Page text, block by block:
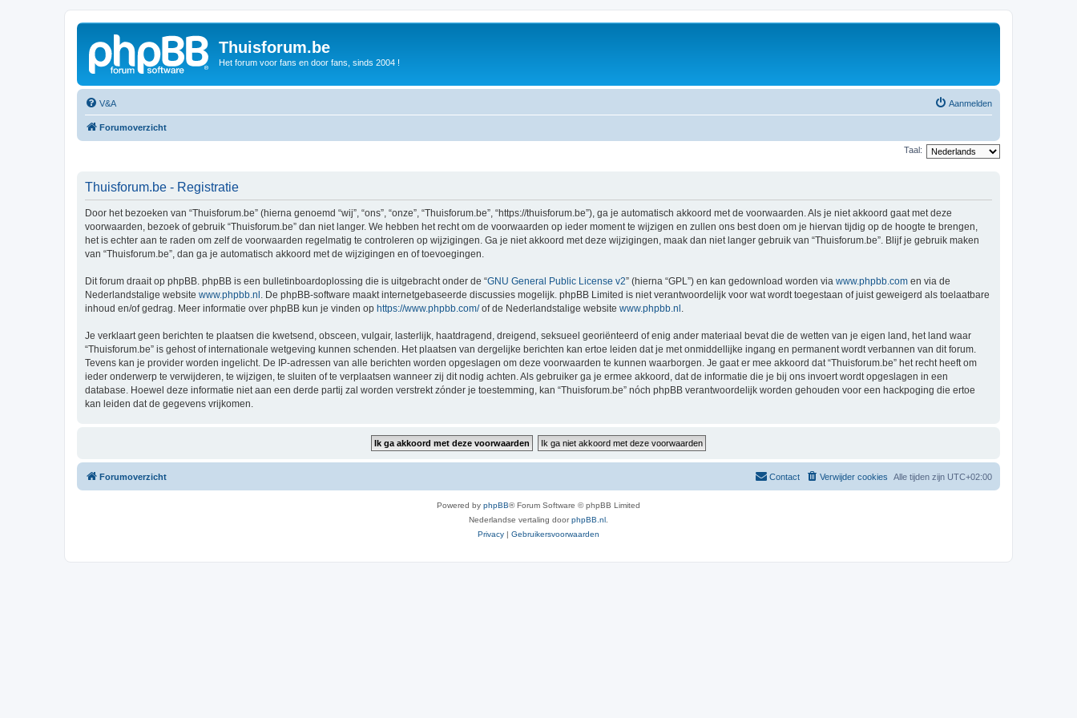
Thuisforum.be
Het forum voor fans en door fans, sinds 2004 !
V&A Aanmelden
Forumoverzicht
Taal:
Thuisforum.be - Registratie
Door het bezoeken van “Thuisforum.be” (hierna genoemd “wij”, “ons”, “onze”, “Thuisforum.be”, “https://thuisforum.be”), ga je automatisch akkoord met de voorwaarden. Als je niet akkoord gaat met deze
voorwaarden, bezoek of gebruik “Thuisforum.be” dan niet langer. We hebben het recht om de voorwaarden op ieder moment te wijzigen en zullen ons best doen om je hiervan tijdig op de hoogte te brengen,
het is echter aan te raden om zelf de voorwaarden regelmatig te controleren op wijzigingen. Ga je niet akkoord met deze wijzigingen, maak dan niet langer gebruik van “Thuisforum.be”. Blijf je gebruik maken
van “Thuisforum.be”, dan ga je automatisch akkoord met de wijzigingen en of toevoegingen.
Dit forum draait op phpBB. phpBB is een bulletinboardoplossing die is uitgebracht onder de “GNU General Public License v2” (hierna “GPL”) en kan gedownload worden via www.phpbb.com en via de
Nederlandstalige website www.phpbb.nl . De phpBB-software maakt internetgebaseerde discussies mogelijk. phpBB Limited is niet verantwoordelijk voor wat wordt toegestaan of juist geweigerd als toelaatbare
inhoud en/of gedrag. Meer informatie over phpBB kun je vinden op https://www.phpbb.com/of de Nederlandstalige website www.phpbb.nl .
Je verklaart geen berichten te plaatsen die kwetsend, obsceen, vulgair, lasterlijk, haatdragend, dreigend, seksueel georiënteerd of enig ander materiaal bevat die de wetten van je eigen land, het land waar
“Thuisforum.be” is gehost of internationale wetgeving kunnen schenden. Het plaatsen van dergelijke berichten kan ertoe leiden dat je met onmiddellijke ingang en permanent wordt verbannen van dit forum.
Tevens kan je provider worden ingelicht. De IP-adressen van alle berichten worden opgeslagen om deze voorwaarden te kunnen waarborgen. Je gaat er mee akkoord dat “Thuisforum.be” het recht heeft om
ieder onderwerp te verwijderen, te wijzigen, te sluiten of te verplaatsen wanneer zij dit nodig achten. Als gebruiker ga je ermee akkoord, dat de informatie die je bij ons invoert wordt opgeslagen in een
database. Hoewel deze informatie niet aan een derde partij zal worden verstrekt zónder je toestemming, kan “Thuisforum.be” nóch phpBB verantwoordelijk worden gehouden voor een hackpoging die ertoe
kan leiden dat de gegevens vrijkomen.
Forumoverzicht Alle tijden zijn UTC+02:00
Verwijder cookies
Contact
Powered by phpBB® Forum Software © phpBB Limited
Nederlandse vertaling doorphpBB.nl
Privacy | Gebruikersvoorwaarden